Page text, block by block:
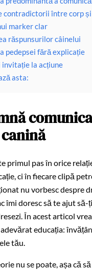
contradictorii între corp
marker clar
răspunsurilor câinelui
pedepsei fără explicație
invitație la acțiune
asta:
primul pas în orice
ci în fiecare clipă
nu vorbesc despre
îmi doresc să te ajut să-
În acest articol
educația:
tău.
nu se poate, așa că